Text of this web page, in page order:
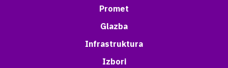
Promet
Glazba
Infrastruktura
Izbori